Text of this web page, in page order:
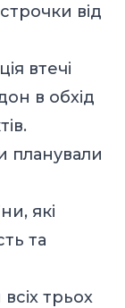
від
втечі
в обхід
планували
які
та
трьох